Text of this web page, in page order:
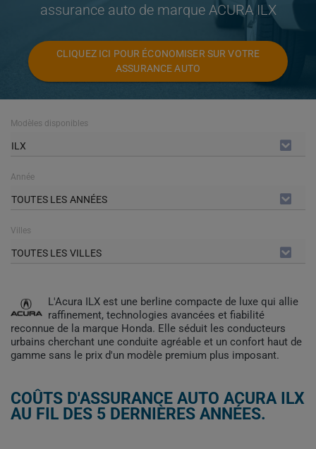
assurance auto de marque ACURA ILX
CLIQUEZ ICI POUR ÉCONOMISER SUR VOTRE
ASSURANCE AUTO
Modèles disponibles
ILX
Année
TOUTES LES ANNÉES
Villes
TOUTES LES VILLES
L'Acura ILX est une berline compacte de luxe qui allie
raffinement, technologies avancées et fiabilité
reconnue de la marque Honda. Elle séduit les conducteurs
urbains cherchant une conduite agréable et un confort haut de
gamme sans le prix d'un modèle premium plus imposant.
COÛTS D'ASSURANCE AUTO ACURA ILX
AU FIL DES 5 DERNIÈRES ANNÉES.